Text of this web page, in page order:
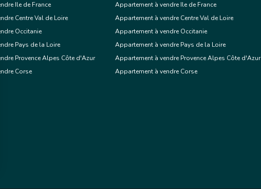
d'Estrétefonds
€ Appartement
chambre
Ile de France
Centre Val de Loire
Occitanie
Pays de la Loire
Provence Alpes Côte d'Azur
Corse
Appartement à vendre Ile de France
Appartement à vendre Centre Val de Loire
Appartement à vendre Occitanie
Appartement à vendre Pays de la Loire
Appartement à vendre Provence Alpes Côte d'Azur
Appartement à vendre Corse